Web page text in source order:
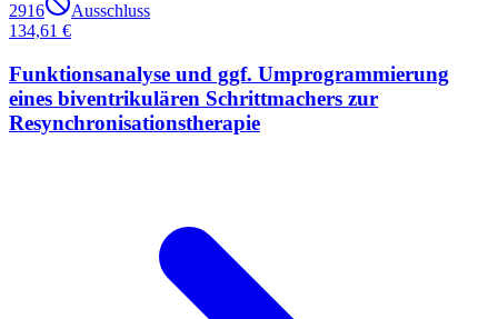
2916
Ausschluss
134,61 €
Funktionsanalyse und ggf. Umprogrammierung
eines biventrikulären Schrittmachers zur
Resynchronisationstherapie